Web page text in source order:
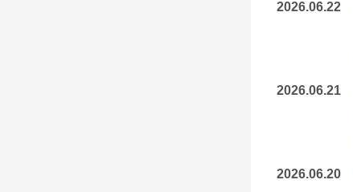
2026.06.22
2026.06.21
2026.06.20